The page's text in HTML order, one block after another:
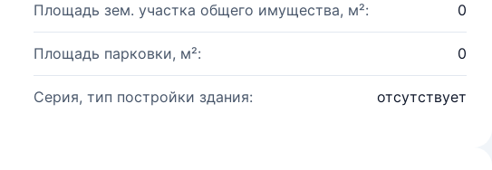
Площадь зем. участка общего имущества, м²: 0
Площадь парковки, м²: 0
Серия, тип постройки здания: отсутствует